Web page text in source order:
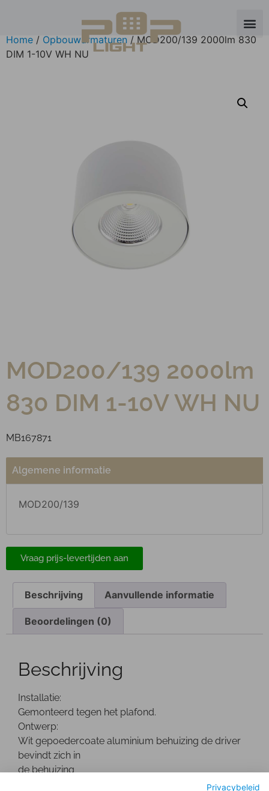
Privacybeleid
Home / Opbouwarmaturen / MOD200/139 2000lm 830
DIM 1-10V WH NU
MOD200/139 2000lm
830 DIM 1-10V WH NU
MB167871
Algemene informatie
MOD200/139
Vraag prijs-levertijden aan
Beschrijving Aanvullende informatie
Beoordelingen (0)
Beschrijving
Installatie:
Gemonteerd tegen het plafond.
Ontwerp:
Wit gepoedercoate aluminium behuizing de driver
bevindt zich in
de behuizing